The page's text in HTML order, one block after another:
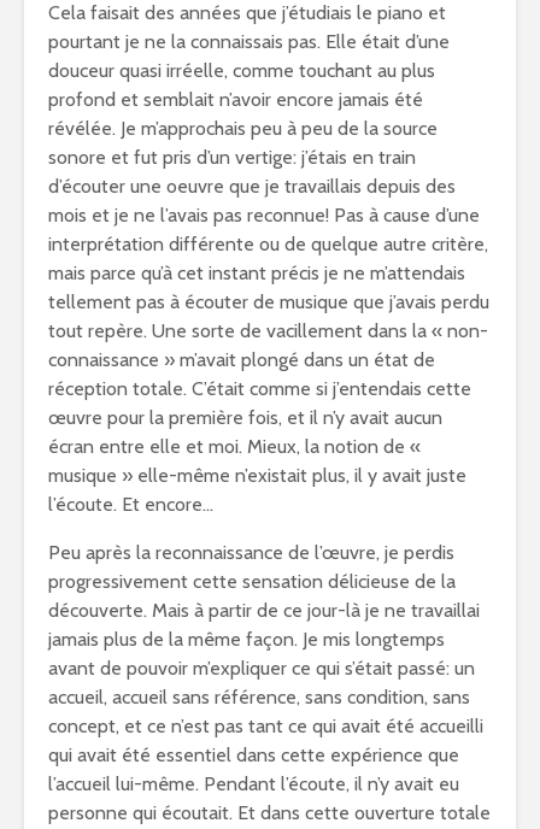
Cela faisait des années que j’étudiais le piano et
pourtant je ne la connaissais pas. Elle était d’une
douceur quasi irréelle, comme touchant au plus
profond et semblait n’avoir encore jamais été
révélée. Je m’approchais peu à peu de la source
sonore et fut pris d’un vertige: j’étais en train
d’écouter une oeuvre que je travaillais depuis des
mois et je ne l’avais pas reconnue! Pas à cause d’une
interprétation différente ou de quelque autre critère,
mais parce qu’à cet instant précis je ne m’attendais
tellement pas à écouter de musique que j’avais perdu
tout repère. Une sorte de vacillement dans la « non-
connaissance » m’avait plongé dans un état de
réception totale. C’était comme si j’entendais cette
œuvre pour la première fois, et il n’y avait aucun
écran entre elle et moi. Mieux, la notion de «
musique » elle-même n’existait plus, il y avait juste
l’écoute. Et encore…
Peu après la reconnaissance de l’œuvre, je perdis
progressivement cette sensation délicieuse de la
découverte. Mais à partir de ce jour-là je ne travaillai
jamais plus de la même façon. Je mis longtemps
avant de pouvoir m’expliquer ce qui s’était passé: un
accueil, accueil sans référence, sans condition, sans
concept, et ce n’est pas tant ce qui avait été accueilli
qui avait été essentiel dans cette expérience que
l’accueil lui-même. Pendant l’écoute, il n’y avait eu
personne qui écoutait. Et dans cette ouverture totale